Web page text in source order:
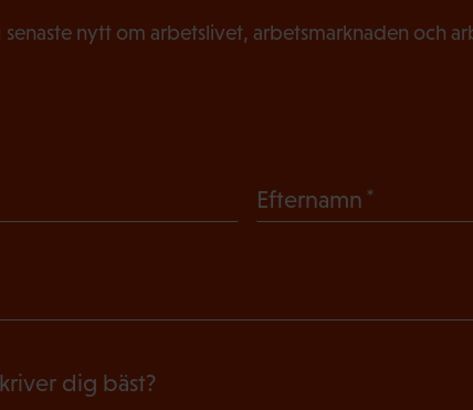
nytt om arbetslivet, arbetsmarknaden och
Efternamn
dig bäst?